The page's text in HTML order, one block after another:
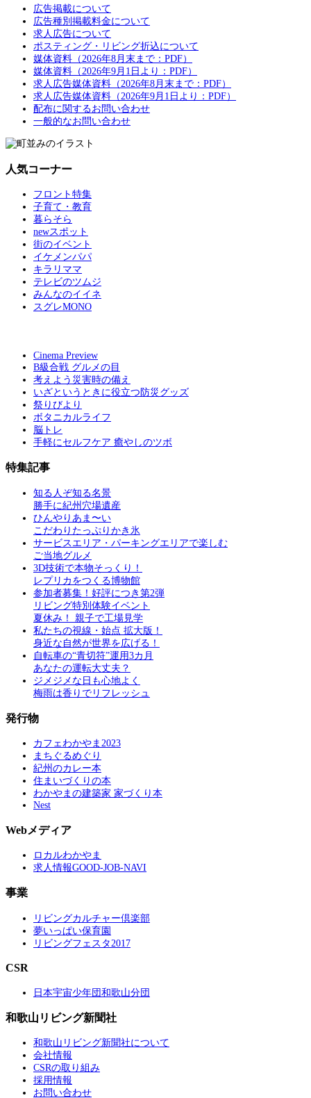
広告掲載について
広告種別掲載料金について
求人広告について
ポスティング・リビング折込について
媒体資料（2026年8月末まで：PDF）
媒体資料（2026年9月1日より：PDF）
求人広告媒体資料（2026年8月末まで：PDF）
求人広告媒体資料（2026年9月1日より：PDF）
配布に関するお問い合わせ
一般的なお問い合わせ
人気コーナー
フロント特集
子育て・教育
暮らそら
newスポット
街のイベント
イケメンパパ
キラリママ
テレビのツムジ
みんなのイイネ
スグレMONO
Cinema Preview
B級合戦 グルメの目
考えよう災害時の備え
いざというときに役立つ防災グッズ
祭りびより
ボタニカルライフ
脳トレ
手軽にセルフケア 癒やしのツボ
特集記事
知る人ぞ知る名景
勝手に紀州穴場遺産
ひんやりあま〜い
こだわりたっぷりかき氷
サービスエリア・パーキングエリアで楽しむ
ご当地グルメ
3D技術で本物そっくり！
レプリカをつくる博物館
参加者募集！好評につき第2弾
リビング特別体験イベント
夏休み！ 親子で工場見学
私たちの視線・始点 拡大版！
身近な自然が世界を広げる！
自転車の“青切符”運用3カ月
あなたの運転大丈夫？
ジメジメな日も心地よく
梅雨は香りでリフレッシュ
発行物
カフェわかやま2023
まちぐるめぐり
紀州のカレー本
住まいづくりの本
わかやまの建築家 家づくり本
Nest
Webメディア
ロカルわかやま
求人情報GOOD-JOB-NAVI
事業
リビングカルチャー倶楽部
夢いっぱい保育園
リビングフェスタ2017
CSR
日本宇宙少年団和歌山分団
和歌山リビング新聞社
和歌山リビング新聞社について
会社情報
CSRの取り組み
採用情報
お問い合わせ